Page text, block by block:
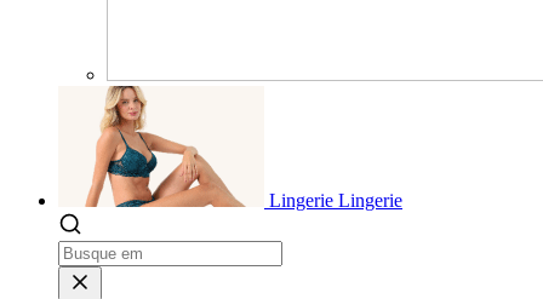
Lingerie Lingerie